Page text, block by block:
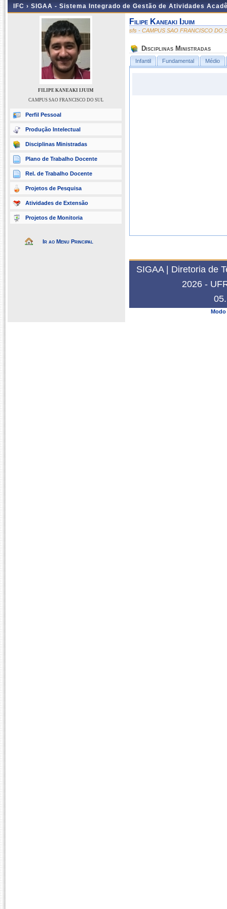
IFC › SIGAA - Sistema Integrado de Gestão de Atividades
FILIPE KANEAKI IJUIM
CAMPUS SAO FRANCISCO DO SUL
Perfil Pessoal
Produção Intelectual
Disciplinas Ministradas
Plano de Trabalho Docente
Rel. de Trabalho Docente
Projetos de Pesquisa
Atividades de Extensão
Projetos de Monitoria
Ir ao Menu Principal
Filipe Kaneaki Ijuim
sfs - CAMPUS SAO FRANCISCO DO
Disciplinas Ministradas
Infantil Fundamental Médio
SIGAA | Diretoria de
2026 -
Modo